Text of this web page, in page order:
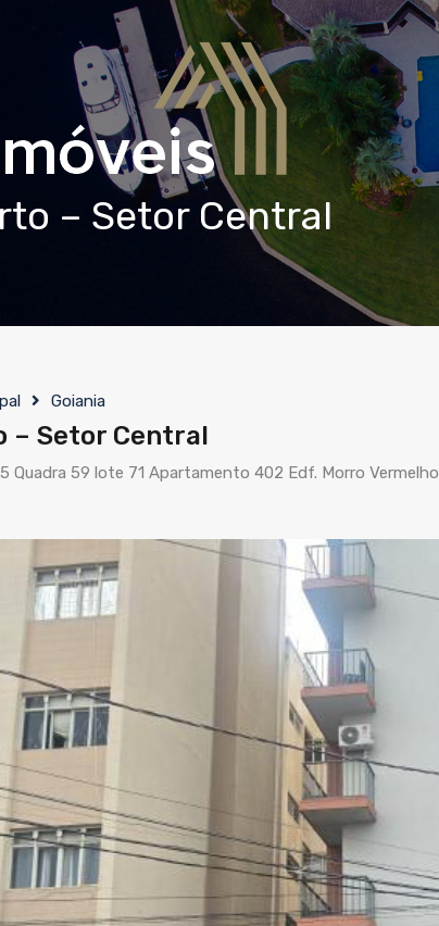
– Setor Central
Goiania
– Setor Central
Quadra 59 lote 71 Apartamento 402 Edf. Morro Vermelho